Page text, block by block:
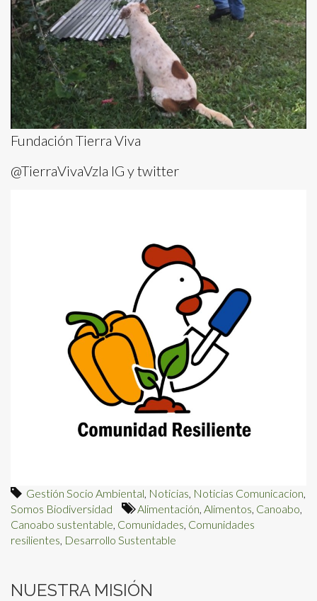
Fundación Tierra Viva
@TierraVivaVzla IG y twitter
Gestión Socio Ambiental, Noticias, Noticias Comunicacion,
Somos Biodiversidad
Alimentación, Alimentos, Canoabo,
Canoabo sustentable, Comunidades, Comunidades
resilientes, Desarrollo Sustentable
NUESTRA MISIÓN